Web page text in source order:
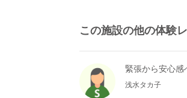
この施設の他の体験
緊張から安心
浅水タカ子